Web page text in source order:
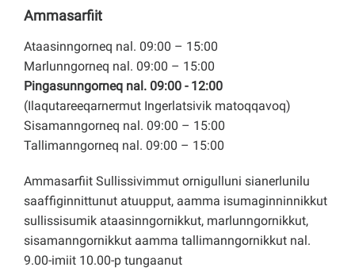
Ammasarfiit
Ataasinngorneq nal. 09:00 – 15:00
Marlunngorneq nal. 09:00 – 15:00
Pingasunngorneq nal. 09:00 - 12:00
(Ilaqutareeqarnermut Ingerlatsivik matoqqavoq)
Sisamanngorneq nal. 09:00 – 15:00
Tallimanngorneq nal. 09:00 – 15:00
Ammasarfiit Sullissivimmut ornigulluni sianerlunilu
saaffiginnittunut atuupput, aamma isumaginninnikkut
sullissisumik ataasinngornikkut, marlunngornikkut,
sisamanngornikkut aamma tallimanngornikkut nal.
9.00-imiit 10.00-p tungaanut